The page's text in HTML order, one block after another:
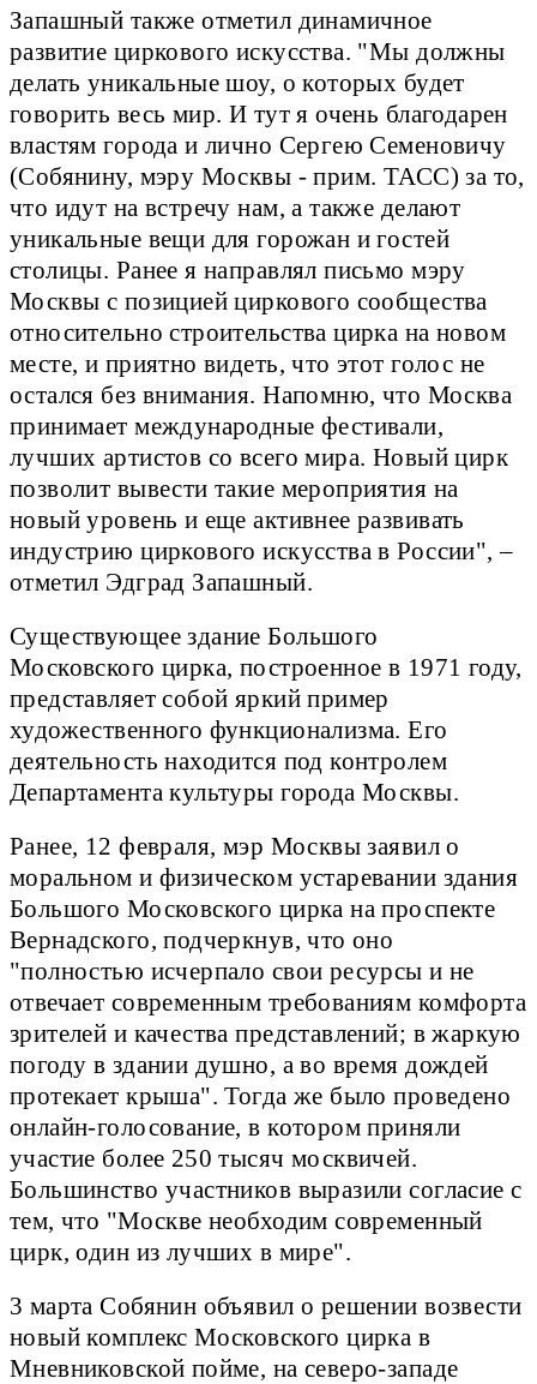
Запашный также отметил динамичное
развитие циркового искусства. "Мы должны
делать уникальные шоу, о которых будет
говорить весь мир. И тут я очень благодарен
властям города и лично Сергею Семеновичу
(Собянину, мэру Москвы - прим. ТАСС) за то,
что идут на встречу нам, а также делают
уникальные вещи для горожан и гостей
столицы. Ранее я направлял письмо мэру
Москвы с позицией циркового сообщества
относительно строительства цирка на новом
месте, и приятно видеть, что этот голос не
остался без внимания. Напомню, что Москва
принимает международные фестивали,
лучших артистов со всего мира. Новый цирк
позволит вывести такие мероприятия на
новый уровень и еще активнее развивать
индустрию циркового искусства в России", –
отметил Эдград Запашный.
Существующее здание Большого
Московского цирка, построенное в 1971 году,
представляет собой яркий пример
художественного функционализма. Его
деятельность находится под контролем
Департамента культуры города Москвы.
Ранее, 12 февраля, мэр Москвы заявил о
моральном и физическом устаревании здания
Большого Московского цирка на проспекте
Вернадского, подчеркнув, что оно
"полностью исчерпало свои ресурсы и не
отвечает современным требованиям комфорта
зрителей и качества представлений; в жаркую
погоду в здании душно, а во время дождей
протекает крыша". Тогда же было проведено
онлайн-голосование, в котором приняли
участие более 250 тысяч москвичей.
Большинство участников выразили согласие с
тем, что "Москве необходим современный
цирк, один из лучших в мире".
3 марта Собянин объявил о решении возвести
новый комплекс Московского цирка в
Мневниковской пойме, на северо-западе